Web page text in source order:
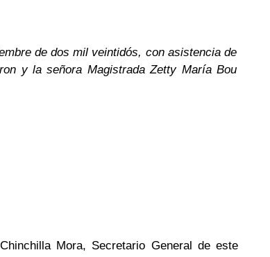
de dos mil veintidós, con asistencia de
y la señora Magistrada Zetty María Bou
Mora, Secretario General de este